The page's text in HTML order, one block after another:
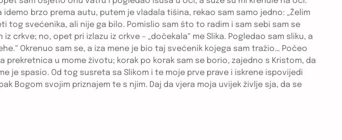
brzo prema autu, putem je vladala tišina, rekao sam samo jedno: „Želim
tog svećenika, ali nije ga bilo. Pomislio sam što to radim i sam sebi sam se
no, opet pri izlazu iz crkve – „dočekala“ me Slika. Pogledao sam sliku, a
Okrenuo sam se, a iza mene je bio taj svećenik kojega sam tražio… Počeo
prekretnica u mome životu; korak po korak sam se borio, zajedno s Kristom, da
je spasio. Od tog susreta sa Slikom i te moje prve prave i iskrene ispovijedi
Bogom svojim priznajem te s njim. Daj da vjera moja uvijek življe sja, da se